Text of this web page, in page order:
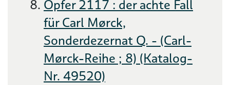
Opfer 2117 : der achte Fall
für Carl Mørck,
Sonderdezernat Q. - (Carl-
Mørck-Reihe ; 8) (Katalog-
Nr. 49520)